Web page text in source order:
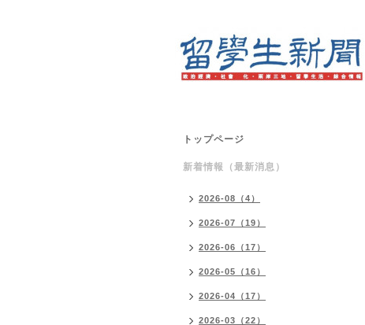
トップページ
新着情報（最新消息）
2026-08（4）
2026-07（19）
2026-06（17）
2026-05（16）
2026-04（17）
2026-03（22）